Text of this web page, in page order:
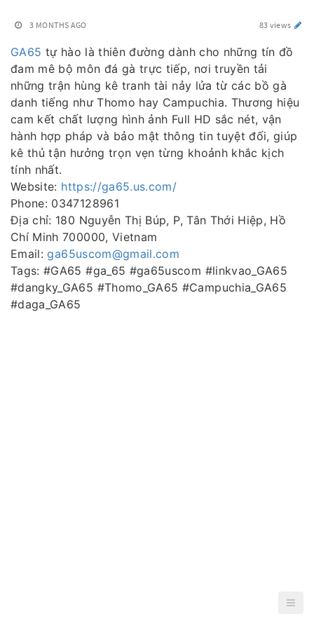
3 MONTHS AGO 83 views
GA65 tự hào là thiên đường dành cho những tín đồ
đam mê bộ môn đá gà trực tiếp, nơi truyền tải
những trận hùng kê tranh tài nảy lửa từ các bồ gà
danh tiếng như Thomo hay Campuchia. Thương hiệu
cam kết chất lượng hình ảnh Full HD sắc nét, vận
hành hợp pháp và bảo mật thông tin tuyệt đối, giúp
kê thủ tận hưởng trọn vẹn từng khoảnh khắc kịch
tính nhất.
Website: https://ga65.us.com/
Phone: 0347128961
Địa chỉ: 180 Nguyễn Thị Búp, P, Tân Thới Hiệp, Hồ
Chí Minh 700000, Vietnam
Email:ga65uscom@gmail.com
Tags: #GA65 #ga_65 #ga65uscom #linkvao_GA65
#dangky_GA65 #Thomo_GA65 #Campuchia_GA65
#daga_GA65